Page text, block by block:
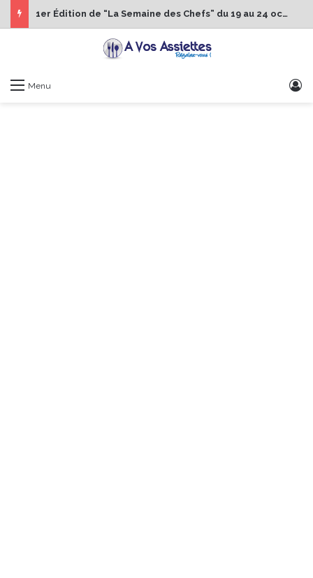
1er Édition de “La Semaine des Chefs” du 19 au 24 octobre 2026
Menu